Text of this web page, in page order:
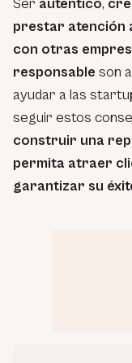
Ser auténtico,
prestar atención
con otras
responsable son
ayudar a las
seguir estos
construir una
permita atraer
garantizar su